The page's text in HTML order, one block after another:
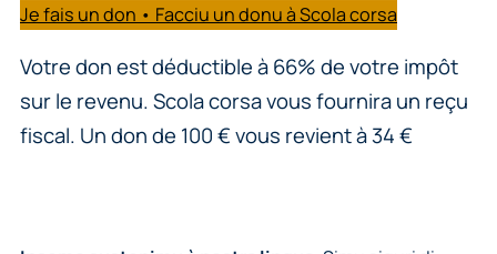
Je fais un don • Facciu un donu à Scola corsa
Votre don est déductible à 66% de votre impôt
sur le revenu. Scola corsa vous fournira un reçu
fiscal. Un don de 100 € vous revient à 34 €